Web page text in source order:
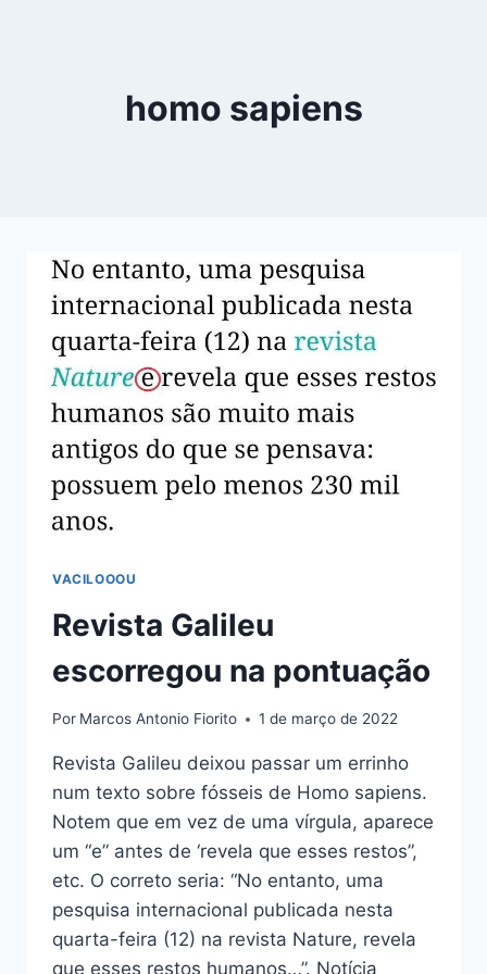
homo sapiens
VACILOOOU
Revista Galileu
escorregou na pontuação
Por Marcos Antonio Fiorito 1 de março de 2022
Revista Galileu deixou passar um errinho
num texto sobre fósseis de Homo sapiens.
Notem que em vez de uma vírgula, aparece
um “e” antes de ‘revela que esses restos”,
etc. O correto seria: “No entanto, uma
pesquisa internacional publicada nesta
quarta-feira (12) na revista Nature, revela
que esses restos humanos…”. Notícia